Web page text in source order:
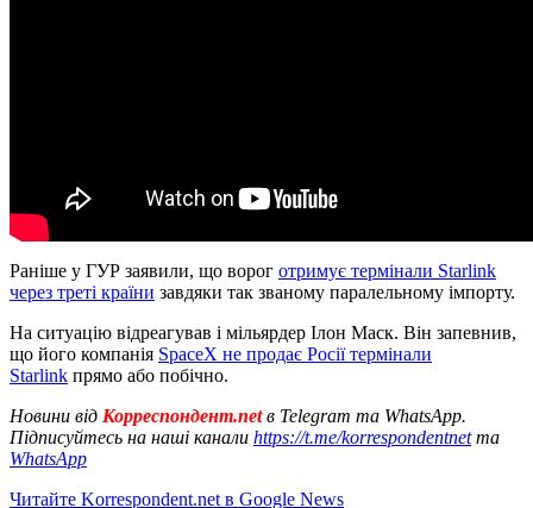
Раніше у ГУР заявили, що ворог отримує термінали Starlink
через треті країни завдяки так званому паралельному імпорту.
На ситуацію відреагував і мільярдер Ілон Маск. Він запевнив,
що його компанія SpaceX не продає Росії термінали
Starlink прямо або побічно.
Новини від Корреспондент.netв Telegram та WhatsApp.
Підписуйтесь на наші канали https://t.me/korrespondentnetта
WhatsApp
Читайте Korrespondent.net в Google News